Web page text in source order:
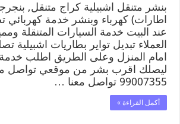
بنشر متنقل اشبيلية كراج متنقل,
اطارات) كهرباء وبنشر خدمة كهربائي
عند البيت خدمة السيارات المتنقلة
العملاء تبديل تواير بطاريات اشبيلية
امام المنزل وعلى الطريق اطلب
ليصلك اقرب بشر من موقعي تواصل
99007355 تواصل معنا …
أكمل القراءة »